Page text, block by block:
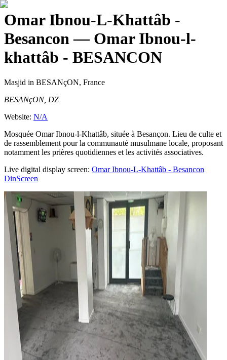
Omar Ibnou-L-Khattâb -
Besancon— Omar Ibnou-l-
khattâb - BESANCON
Masjid in BESANçON, France
BESANçON, DZ
Website: N/A
Mosquée Omar Ibnou-l-Khattâb, située à Besançon. Lieu de culte et
de rassemblement pour la communauté musulmane locale, proposant
notamment les prières quotidiennes et les activités associatives.
Live digital display screen: Omar Ibnou-L-Khattâb - Besancon
DinScreen